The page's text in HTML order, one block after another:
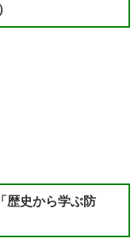
歴史から学ぶ防